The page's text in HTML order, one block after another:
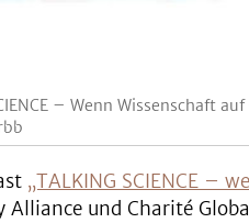
– Wenn Wissenschaft
„TALKING SCIENCE –
Alliance und Charité